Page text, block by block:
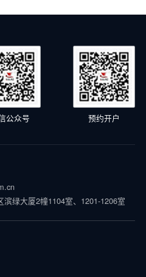
公众号 预约开户
绿大厦2幢1104室、1201-1206室